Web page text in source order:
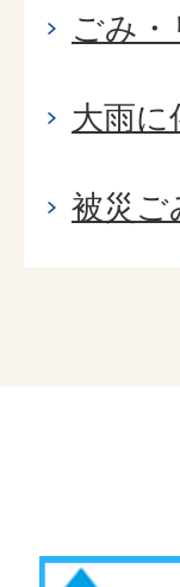
ごみ
大雨
被災ご